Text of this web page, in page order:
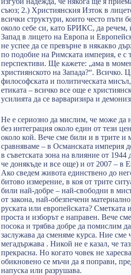
съюз; 2.) Християнския Изток в
всички структури, които често пъти
около себе си, като БРИКС, да речем,
Запад в лицето на Европа и
не успее да се превърне в някакво
по подобие на Римската империя, е с
перспективи. Ще кажете: „ама в
християнското на Запада?“. Всичко.
философската и политическата мисъл,
етиката – всичко все още е
усилията да се варваризира и
Не е сериозно да мислим, че може да
без интеграция около един от тези
около кой. Вече сме били и в трите и
сравняваме – в Османската империя
в съветската зона на влияние от 1944
че донякъде и все още) и от 2007 – в
Ако сведем живота единствено до
битово измерение, в коя от трите
били най-добре – най-свободни в
от закона, най-обезпечени
руската или европейската? Сметката
проста и изборът е направен. Вече
посока и трябва добре да помислим
заслужава да сменяме курса. Ние сме
мегадържава . Никой не е казал, че
прекрасна. Но когато човек не
обикновено се мъчи да я поправи,
напуска или разрушава.